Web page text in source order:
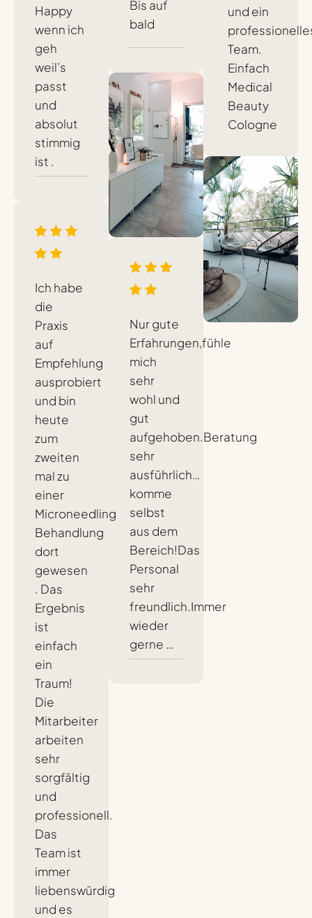
Bis auf
bald
Nur gute
Erfahrungen,fühle
mich
sehr
wohl und
gut
aufgehoben.Beratung
sehr
ausführlich…
komme
selbst
aus dem
Bereich!Das
Personal
sehr
freundlich.Immer
wieder
gerne …
und ein
Team.
Einfach
Medical
Beauty
Cologne
Happy
wenn ich
geh
weil’s
passt
und
absolut
stimmig
ist .
Ich habe
die
Praxis
auf
Empfehlung
ausprobiert
und bin
heute
zum
zweiten
mal zu
einer
Microneedling
Behandlung
dort
gewesen
. Das
Ergebnis
ist
einfach
ein
Traum!
Die
Mitarbeiter
arbeiten
sehr
sorgfältig
und
professionell.
Das
Team ist
immer
liebenswürdig
und es